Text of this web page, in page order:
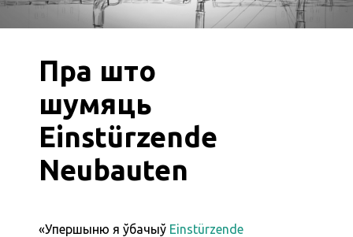
Пра што
шумяць
Einstürzende
Neubauten
«Упершыню я ўбачыў Einstürzende